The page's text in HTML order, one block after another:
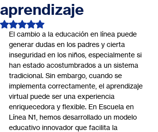
aprendizaje
Obtuvo NaN de 5 estrellas.
El cambio a la educación en línea puede
generar dudas en los padres y cierta
inseguridad en los niños, especialmente si
han estado acostumbrados a un sistema
tradicional. Sin embargo, cuando se
implementa correctamente, el aprendizaje
virtual puede ser una experiencia
enriquecedora y flexible. En Escuela en
Línea N1, hemos desarrollado un modelo
educativo innovador que facilita la